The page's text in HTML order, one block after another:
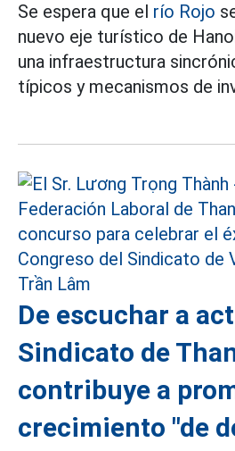
Se espera que el río Rojo
nuevo eje turístico de
una infraestructura
típicos y mecanismos de
De escuchar a
Sindicato de
contribuye a
crecimiento "de